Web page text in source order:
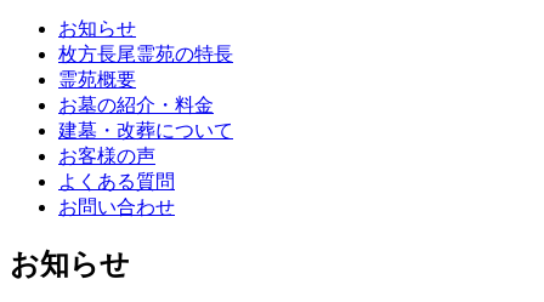
お知らせ
枚方長尾霊苑の特長
霊苑概要
お墓の紹介・料金
建墓・改葬について
お客様の声
よくある質問
お問い合わせ
お知らせ